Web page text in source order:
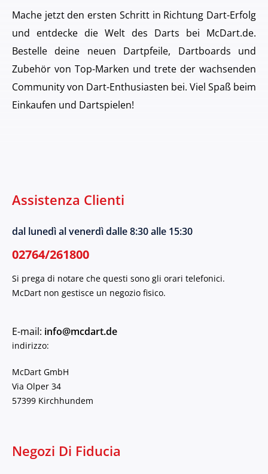
Mache jetzt den ersten Schritt in Richtung Dart-Erfolg
und entdecke die Welt des Darts bei McDart.de.
Bestelle deine neuen Dartpfeile, Dartboards und
Zubehör von Top-Marken und trete der wachsenden
Community von Dart-Enthusiasten bei. Viel Spaß beim
Einkaufen und Dartspielen!
Assistenza Clienti
dal lunedì al venerdì dalle 8:30 alle 15:30
02764/261800
Si prega di notare che questi sono gli orari telefonici.
McDart non gestisce un negozio fisico.
E-mail: info@mcdart.de
indirizzo:
McDart GmbH
Via Olper 34
57399 Kirchhundem
Negozi Di Fiducia